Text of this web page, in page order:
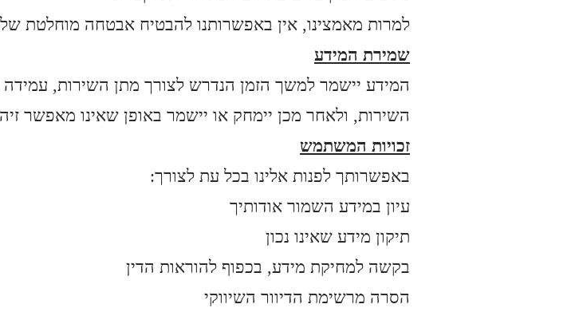
למרות מאמצינו, אין באפשרותנו להבטיח אבטחה מוחלטת
שמירת המידע
המידע יישמר למשך הזמן הנדרש לצורך מתן השירות, עמידה
השירות, ולאחר מכן יימחק או יישמר באופן שאינו מאפשר
זכויות המשתמש
:באפשרותך לפנות אלינו בכל עת לצורך
עיון במידע השמור אודותיך
תיקון מידע שאינו נכון
בקשה למחיקת מידע, בכפוף להוראות הדין
הסרה מרשימת הדיוור השיווקי